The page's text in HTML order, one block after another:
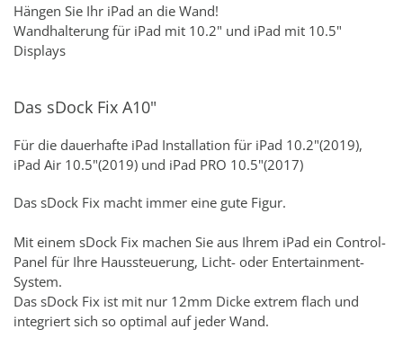
Hängen Sie Ihr iPad an die Wand!
Wandhalterung für iPad mit 10.2" und iPad mit 10.5"
Displays
Das sDock Fix A10"
Für die dauerhafte iPad Installation für iPad 10.2"(2019),
iPad Air 10.5"(2019) und iPad PRO 10.5"(2017)
Das sDock Fix macht immer eine gute Figur.
Mit einem sDock Fix machen Sie aus Ihrem iPad ein Control-
Panel für Ihre Haussteuerung, Licht- oder Entertainment-
System.
Das sDock Fix ist mit nur 12mm Dicke extrem flach und
integriert sich so optimal auf jeder Wand.